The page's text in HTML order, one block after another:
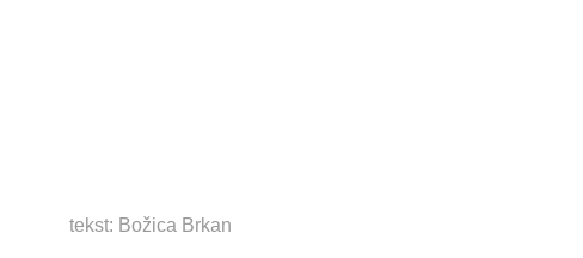
tekst: Božica Brkan